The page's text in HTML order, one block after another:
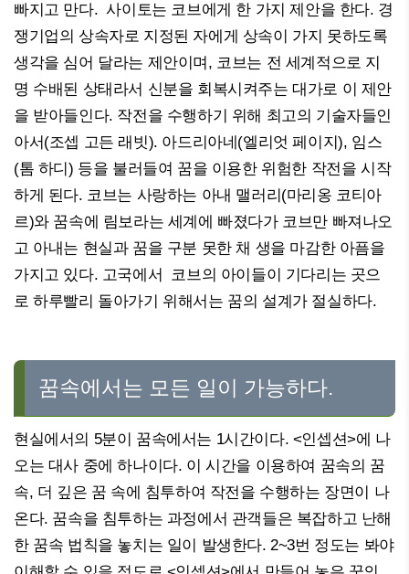
빠지고 만다. 사이토는 코브에게 한 가지 제안을 한다. 경
쟁기업의 상속자로 지정된 자에게 상속이 가지 못하도록
생각을 심어 달라는 제안이며, 코브는 전 세계적으로 지
명 수배된 상태라서 신분을 회복시켜주는 대가로 이 제안
을 받아들인다. 작전을 수행하기 위해 최고의 기술자들인
아서(조셉 고든 래빗). 아드리아네(엘리엇 페이지), 임스
(톰 하디) 등을 불러들여 꿈을 이용한 위험한 작전을 시작
하게 된다. 코브는 사랑하는 아내 맬러리(마리옹 코티아
르)와 꿈속에 림보라는 세계에 빠졌다가 코브만 빠져나오
고 아내는 현실과 꿈을 구분 못한 채 생을 마감한 아픔을
가지고 있다. 고국에서 코브의 아이들이 기다리는 곳으
로 하루빨리 돌아가기 위해서는 꿈의 설계가 절실하다.
꿈속에서는 모든 일이 가능하다.
현실에서의 5분이 꿈속에서는 1시간이다. <인셉션>에 나
오는 대사 중에 하나이다. 이 시간을 이용하여 꿈속의 꿈
속, 더 깊은 꿈 속에 침투하여 작전을 수행하는 장면이 나
온다. 꿈속을 침투하는 과정에서 관객들은 복잡하고 난해
한 꿈속 법칙을 놓치는 일이 발생한다. 2~3번 정도는 봐야